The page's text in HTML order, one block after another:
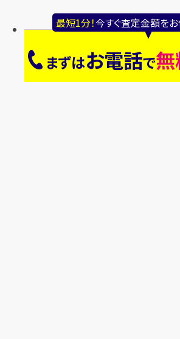
最短1分！今すぐ査定金額を
まずはお電話で